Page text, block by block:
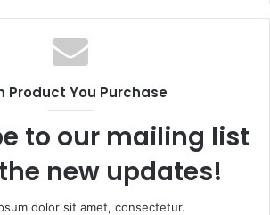
Product You Purchase
to our mailing list
new updates!
dolor sit amet, consectetur.